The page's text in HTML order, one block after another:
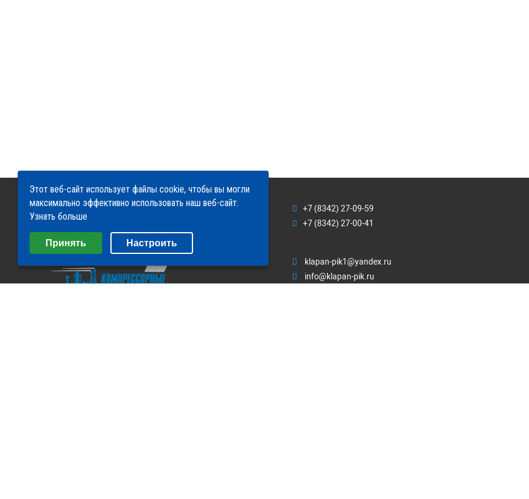
О компании Сервис
Доставка и оплата
+7 (8342) 27-09-59
+7 (8342) 27-00-41
klapan-pik1@yandex.ru
info@klapan-pik.ru
Этот веб-сайт использует файлы cookie, чтобы вы могли
максимально эффективно использовать наш веб-сайт.
Узнать больше
Принять Настроить